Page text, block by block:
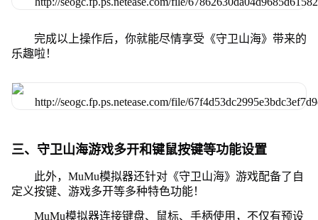
完成以上操作后，你就能尽情享受《守卫山海》带来的
乐趣啦！
三、守卫山海游戏多开和键鼠按键等功能设置
此外，MuMu模拟器还针对《守卫山海》游戏配备了自
定义按键、游戏多开等多种特色功能！
MuMu模拟器连接键盘、鼠标、手柄使用，不仅有预设